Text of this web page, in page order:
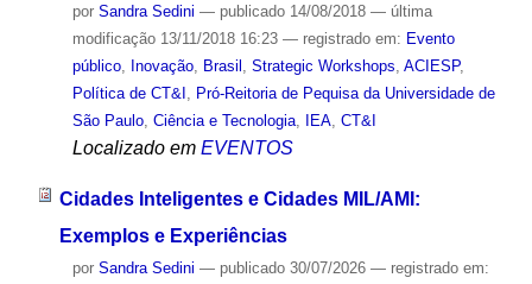
por Sandra Sedini — publicado14/08/2018 — última
modificação13/11/2018 16:23 — registrado em: Evento
público, Inovação, Brasil Strategic Workshops ACIESP,
Política de CT&I
Pró-Reitoria de Pequisa da Universidade de
São Paulo, Ciência e Tecnologia, IEA, CT&I
Localizado em EVENTOS
Cidades Inteligentes e Cidades MIL/AMI:
Exemplos e Experiências
por Sandra Sedini — publicado30/07/2026 — registrado em: